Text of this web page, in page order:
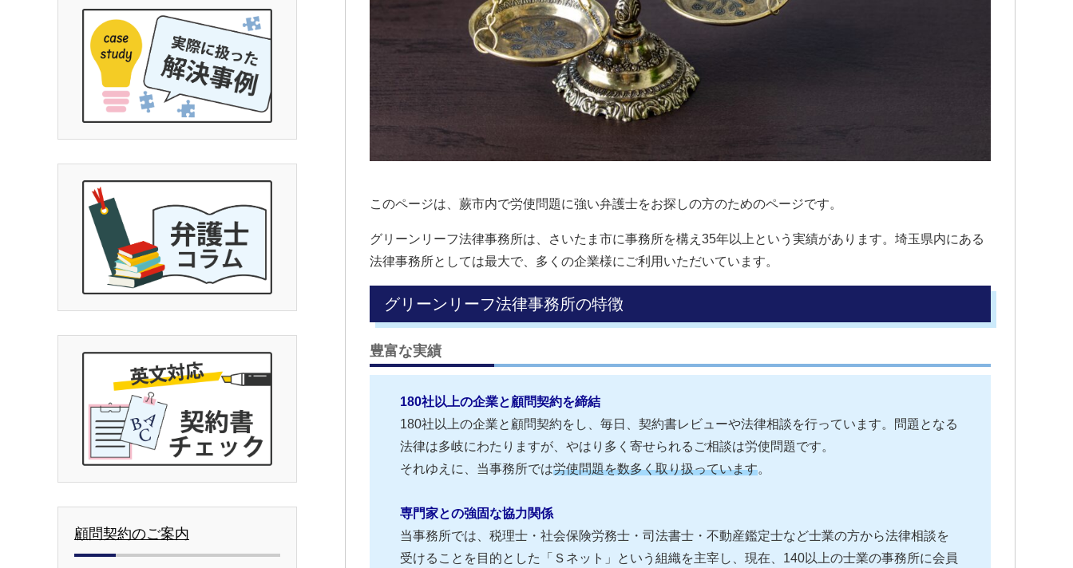
このページは、蕨市内で労使問題に強い弁護士をお探しの方のためのページです。
グリーンリーフ法律事務所は、さいたま市に事務所を構え35年以上という実績があります。埼玉県内にある
法律事務所としては最大で、多くの企業様にご利用いただいています。
グリーンリーフ法律事務所の特徴
豊富な実績
180社以上の企業と顧問契約を締結
180社以上の企業と顧問契約をし、毎日、契約書レビューや法律相談を行っています。問題となる
法律は多岐にわたりますが、やはり多く寄せられるご相談は労使問題です。
それゆえに、当事務所では労使問題を数多く取り扱っています。
専門家との強固な協力関係
当事務所では、税理士・社会保険労務士・司法書士・不動産鑑定士など士業の方から法律相談を
受けることを目的とした「Ｓネット」という組織を主宰し、現在、140以上の士業の事務所に会員
顧問契約のご案内